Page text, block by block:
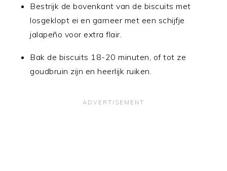
Bestrijk de bovenkant van de biscuits met
losgeklopt ei en garneer met een schijfje
jalapeño voor extra flair.
Bak de biscuits 18-20 minuten, of tot ze
goudbruin zijn en heerlijk ruiken.